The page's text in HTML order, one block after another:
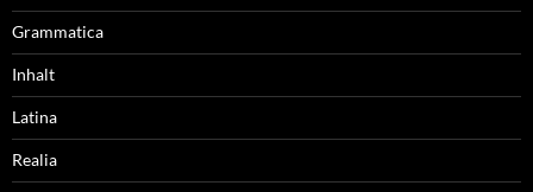
Grammatica
Inhalt
Latina
Realia